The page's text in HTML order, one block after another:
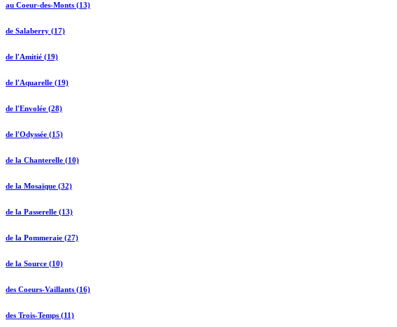
au Coeur-des-Monts (13)
de Salaberry (17)
de l'Amitié (19)
de l'Aquarelle (19)
de l'Envolée (28)
de l'Odyssée (15)
de la Chanterelle (10)
de la Mosaïque (32)
de la Passerelle (13)
de la Pommeraie (27)
de la Source (10)
des Coeurs-Vaillants (16)
des Trois-Temps (11)